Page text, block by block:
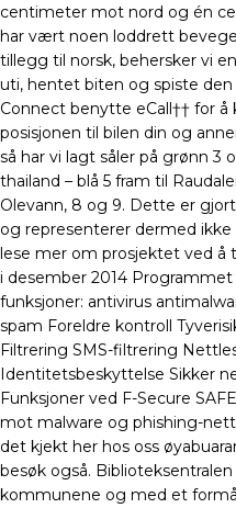
centimeter mot nord og én
har vært noen loddrett
tillegg til norsk, behersker vi
uti, hentet biten og spiste den
Connect benytte eCall†† for
posisjonen til bilen din og
så har vi lagt såler på grønn 3
thailand – blå 5 fram til
Olevann, 8 og 9. Dette er
og representerer dermed
lese mer om prosjektet ved
i desember 2014
funksjoner: antivirus
spam Foreldre kontroll
Filtrering SMS-filtrering
Identitetsbeskyttelse Sikker
Funksjoner ved F-Secure
mot malware og phishing-
det kjekt her hos oss
besøk også.
kommunene og med et